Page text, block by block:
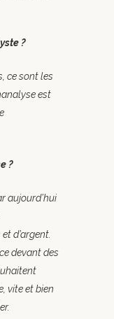
?
ce sont les
est
?
aujourd’hui
d’argent.
devant des
vite et bien